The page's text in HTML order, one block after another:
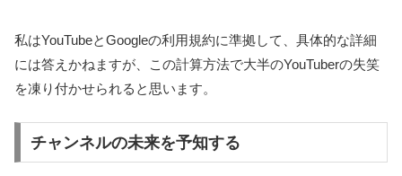
私はYouTubeとGoogleの利用規約に準拠して、具体的な詳細
には答えかねますが、この計算方法で大半のYouTuberの失笑
を凍り付かせられると思います。
チャンネルの未来を予知する